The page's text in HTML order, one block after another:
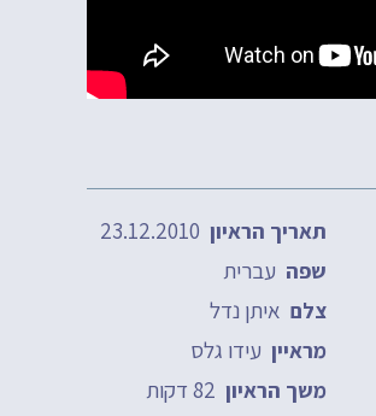
תאריך הראיון
שפה עברית
צלם איתן נדל
מראיין עידו גלס
משך הראיון